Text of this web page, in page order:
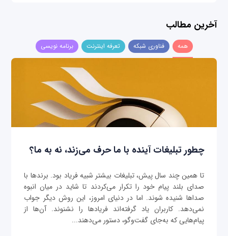
آخرین مطالب
همه فناوری شبکه تعرفه اینترنت برنامه نویسی
چطور تبلیغات آینده با ما حرف می‌زند، نه به ما؟
تا همین چند سال پیش، تبلیغات بیشتر شبیه فریاد بود. برندها با
صدای بلند پیام خود را تکرار می‌کردند تا شاید در میان انبوه
صداها شنیده شوند. اما در دنیای امروز، این روش دیگر جواب
نمی‌دهد. کاربران یاد گرفته‌اند فریادها را نشنوند. آن‌ها از
پیام‌هایی که به‌جای گفت‌وگو، دستور می‌دهند...